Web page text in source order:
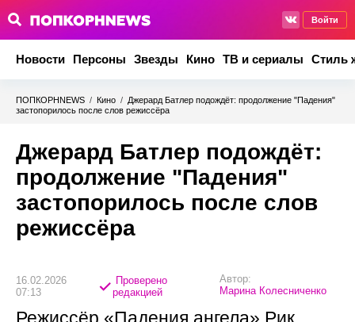
Войти
Новости Персоны Звезды Кино ТВ и сериалы Стиль
ПОПКОРНNEWS / Кино / Джерард Батлер подождёт: продолжение "Падения"
застопорилось после слов режиссёра
Джерард Батлер подождёт:
продолжение "Падения"
застопорилось после слов
режиссёра
16.02.2026
07:13
Проверено
редакцией
Автор:
Марина Колесниченко